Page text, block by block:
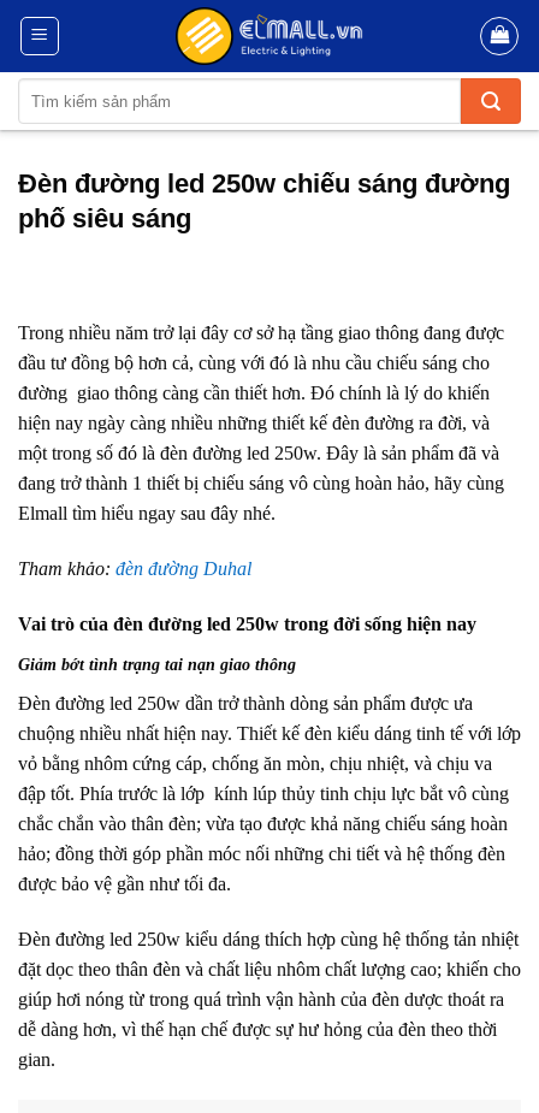
Skip
content
kiếm:
Đèn đường led 250w chiếu sáng đường
phố siêu sáng
Trong nhiều năm trở lại đây cơ sở hạ tầng giao thông đang được
đầu tư đồng bộ hơn cả, cùng với đó là nhu cầu chiếu sáng cho
đường giao thông càng cần thiết hơn. Đó chính là lý do khiến
hiện nay ngày càng nhiều những thiết kế đèn đường ra đời, và
một trong số đó là đèn đường led 250w. Đây là sản phẩm đã và
đang trở thành 1 thiết bị chiếu sáng vô cùng hoàn hảo, hãy cùng
Elmall tìm hiểu ngay sau đây nhé.
Tham khảo: đèn đường Duhal
Vai trò của đèn đường led 250w trong đời sống hiện nay
Giảm bớt tình trạng tai nạn giao thông
Đèn đường led 250w dần trở thành dòng sản phẩm được ưa
chuộng nhiều nhất hiện nay. Thiết kế đèn kiểu dáng tinh tế với lớp
vỏ bằng nhôm cứng cáp, chống ăn mòn, chịu nhiệt, và chịu va
đập tốt. Phía trước là lớp kính lúp thủy tinh chịu lực bắt vô cùng
chắc chắn vào thân đèn; vừa tạo được khả năng chiếu sáng hoàn
hảo; đồng thời góp phần móc nối những chi tiết và hệ thống đèn
được bảo vệ gần như tối đa.
Đèn đường led 250w kiểu dáng thích hợp cùng hệ thống tản nhiệt
đặt dọc theo thân đèn và chất liệu nhôm chất lượng cao; khiến cho
giúp hơi nóng từ trong quá trình vận hành của đèn dược thoát ra
dễ dàng hơn, vì thế hạn chế được sự hư hỏng của đèn theo thời
gian.